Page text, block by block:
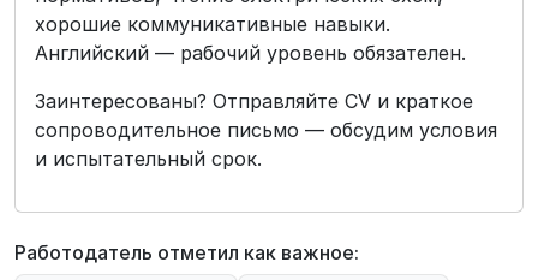
хорошие коммуникативные навыки.
Английский — рабочий уровень обязателен.
Заинтересованы? Отправляйте CV и краткое
сопроводительное письмо — обсудим условия
и испытательный срок.
Работодатель отметил как важное: